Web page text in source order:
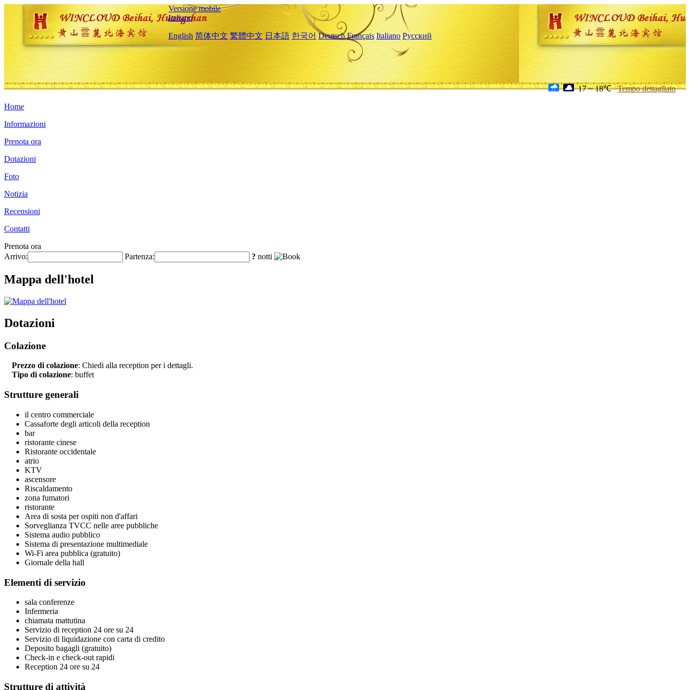
Versione mobile
Italiano
English 简体中文 繁體中文 日本語 한국어 Deutsch Français Italiano Русский
17 ~ 18℃ Tempo dettagliato
Home
Informazioni
Prenota ora
Dotazioni
Foto
Notizia
Recensioni
Contatti
Prenota ora
Arrivo:
Partenza: ? notti
Mappa dell'hotel
Dotazioni
Colazione
Prezzo di colazione: Chiedi alla reception per i dettagli.
Tipo di colazione: buffet
Strutture generali
il centro commerciale
Cassaforte degli articoli della reception
bar
ristorante cinese
Ristorante occidentale
atrio
KTV
ascensore
Riscaldamento
zona fumatori
ristorante
Area di sosta per ospiti non d'affari
Sorveglianza TVCC nelle aree pubbliche
Sistema audio pubblico
Sistema di presentazione multimediale
Wi-Fi area pubblica (gratuito)
Giornale della hall
Elementi di servizio
sala conferenze
Infermeria
chiamata mattutina
Servizio di reception 24 ore su 24
Servizio di liquidazione con carta di credito
Deposito bagagli (gratuito)
Check-in e check-out rapidi
Reception 24 ore su 24
Strutture di attività